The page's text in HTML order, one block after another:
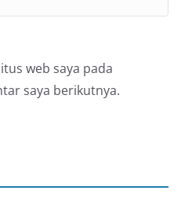
web saya pada
saya berikutnya.